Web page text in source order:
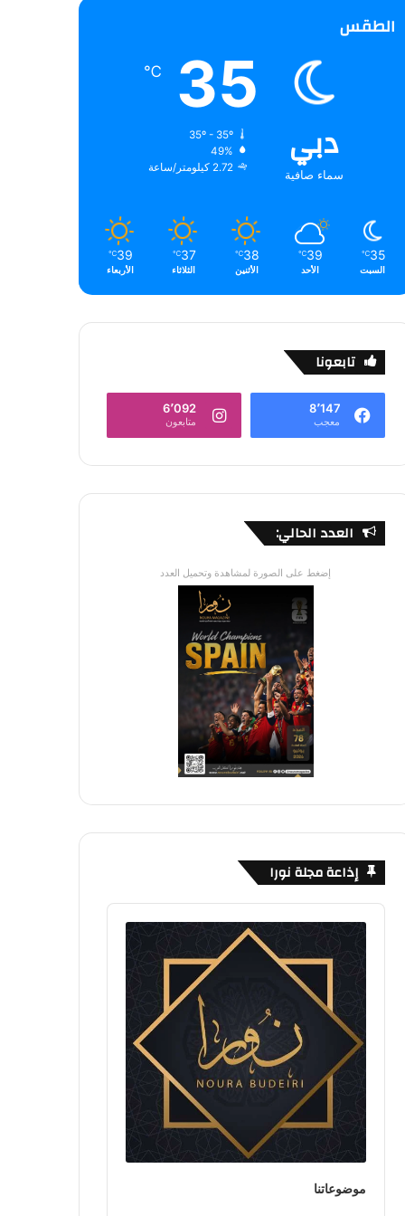
الطقس
دبي
سماء صافية
35
℃
35º - 35º
49%
2.72 كيلومتر/ساعة
35
℃
السبت
39
℃
الأحد
38
℃
الأثنين
37
℃
الثلاثاء
39
℃
الأربعاء
تابعونا
8٬147
معجب
6٬092
متابعون
العدد الحالي:
إضغط على الصورة لمشاهدة وتحميل العدد
إذاعة مجلة نورا
Audio
Player
موضوعاتنا